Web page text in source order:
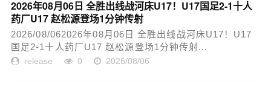
2026年08月06日 全胜出线战河床U17！U17国足2-1十人
药厂U17 赵松源登场1分钟传射
2026/08/062026年08月06日 全胜出线战河床U17！U17
国足2-1十人药厂U17 赵松源登场1分钟传射...
release 0 2026/08/06